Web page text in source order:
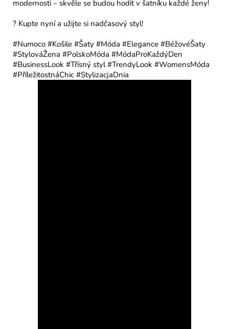
modernosti – skvěle se budou hodit v šatníku každé ženy!
? Kupte nyní a užijte si nadčasový styl!
#Numoco #Košile #Šaty #Móda #Elegance #BéžovéŠaty
#StylováŽena #PolskoMóda #MódaProKaždýDen
#BusinessLook #Třísný styl #TrendyLook #WomensMóda
#PříležitostnáChic #StylizacjaDnia